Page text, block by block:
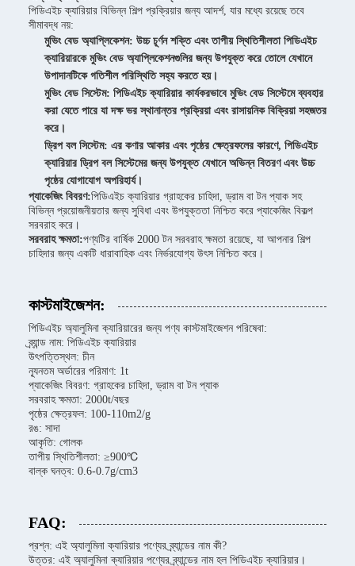
পিডিএইচ ক্যারিয়ার বিভিন্ন শিল্প প্রক্রিয়ার জন্য আদর্শ, যার মধ্যে রয়েছে তবে
সীমাবদ্ধ নয়:
মুভিং বেড অ্যাপ্লিকেশন: উচ্চ চূর্ণন শক্তি এবং তাপীয় স্থিতিশীলতা পিডিএইচ
ক্যারিয়ারকে মুভিং বেড অ্যাপ্লিকেশনগুলির জন্য উপযুক্ত করে তোলে যেখানে
উপাদানটিকে গতিশীল পরিস্থিতি সহ্য করতে হয়।
মুভিং বেড সিস্টেম: পিডিএইচ ক্যারিয়ার কার্যকরভাবে মুভিং বেড সিস্টেমে ব্যবহার
করা যেতে পারে যা দক্ষ ভর স্থানান্তর প্রক্রিয়া এবং রাসায়নিক বিক্রিয়া সহজতর
করে।
ড্রিপ বল সিস্টেম: এর কণার আকার এবং পৃষ্ঠের ক্ষেত্রফলের কারণে, পিডিএইচ
ক্যারিয়ার ড্রিপ বল সিস্টেমের জন্য উপযুক্ত যেখানে অভিন্ন বিতরণ এবং উচ্চ
পৃষ্ঠের যোগাযোগ অপরিহার্য।
প্যাকেজিং বিবরণ:পিডিএইচ ক্যারিয়ার গ্রাহকের চাহিদা, ড্রাম বা টন প্যাক সহ
বিভিন্ন প্রয়োজনীয়তার জন্য সুবিধা এবং উপযুক্ততা নিশ্চিত করে প্যাকেজিং বিকল্প
সরবরাহ করে।
সরবরাহ ক্ষমতা:পণ্যটির বার্ষিক 2000 টন সরবরাহ ক্ষমতা রয়েছে, যা আপনার শিল্প
চাহিদার জন্য একটি ধারাবাহিক এবং নির্ভরযোগ্য উৎস নিশ্চিত করে।
কাস্টমাইজেশন:
পিডিএইচ অ্যালুমিনা ক্যারিয়ারের জন্য পণ্য কাস্টমাইজেশন পরিষেবা:
ব্র্যান্ড নাম: পিডিএইচ ক্যারিয়ার
উৎপত্তিস্থল: চীন
ন্যূনতম অর্ডারের পরিমাণ: 1t
প্যাকেজিং বিবরণ: গ্রাহকের চাহিদা, ড্রাম বা টন প্যাক
সরবরাহ ক্ষমতা: 2000t/বছর
পৃষ্ঠের ক্ষেত্রফল: 100-110m2/g
রঙ: সাদা
আকৃতি: গোলক
তাপীয় স্থিতিশীলতা: ≥900℃
বাল্ক ঘনত্ব: 0.6-0.7g/cm3
FAQ:
প্রশ্ন: এই অ্যালুমিনা ক্যারিয়ার পণ্যের ব্র্যান্ডের নাম কী?
উত্তর: এই অ্যালুমিনা ক্যারিয়ার পণ্যের ব্র্যান্ডের নাম হল পিডিএইচ ক্যারিয়ার।